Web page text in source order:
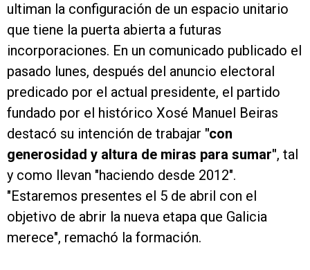
ultiman la configuración de un espacio unitario
que tiene la puerta abierta a futuras
incorporaciones. En un comunicado publicado el
pasado lunes, después del anuncio electoral
predicado por el actual presidente, el partido
fundado por el histórico Xosé Manuel Beiras
destacó su intención de trabajar "con
generosidad y altura de miras para sumar", tal
y como llevan "haciendo desde 2012".
"Estaremos presentes el 5 de abril con el
objetivo de abrir la nueva etapa que Galicia
merece", remachó la formación.